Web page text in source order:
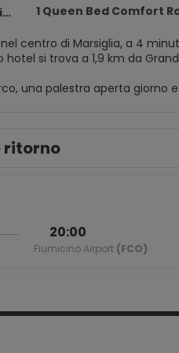
1 Queen Bed Comfort
centro di Marsiglia, a 4
e del Mediterraneo. Questo hotel si
una palestra aperta giorno
della struttura,
contatto con il mondo,
o doccia, soffione a
bar, ma se desideri restare
struttura troverai un
ritorno
20:00
Fiumicino Airport (FCO)